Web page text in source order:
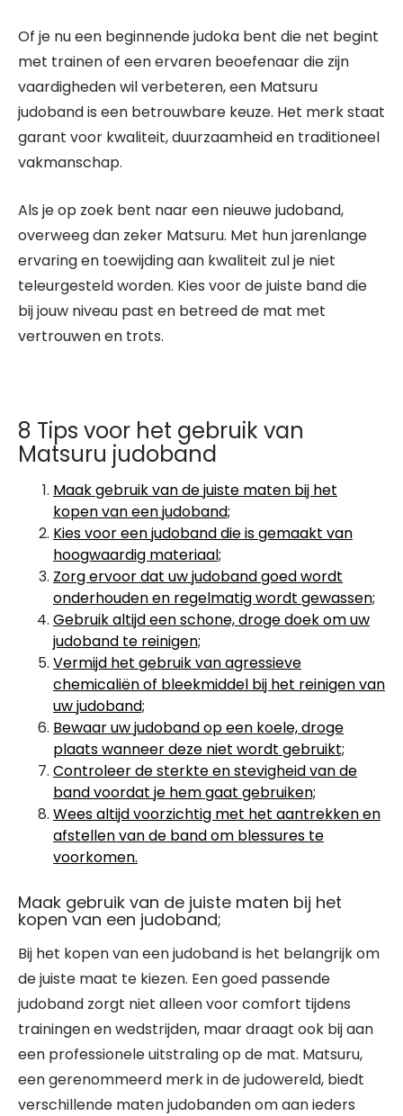
Of je nu een beginnende judoka bent die net begint
met trainen of een ervaren beoefenaar die zijn
vaardigheden wil verbeteren, een Matsuru
judoband is een betrouwbare keuze. Het merk staat
garant voor kwaliteit, duurzaamheid en traditioneel
vakmanschap.
Als je op zoek bent naar een nieuwe judoband,
overweeg dan zeker Matsuru. Met hun jarenlange
ervaring en toewijding aan kwaliteit zul je niet
teleurgesteld worden. Kies voor de juiste band die
bij jouw niveau past en betreed de mat met
vertrouwen en trots.
8 Tips voor het gebruik van
Matsuru judoband
Maak gebruik van de juiste maten bij het
kopen van een judoband;
Kies voor een judoband die is gemaakt van
hoogwaardig materiaal;
Zorg ervoor dat uw judoband goed wordt
onderhouden en regelmatig wordt gewassen;
Gebruik altijd een schone, droge doek om uw
judoband te reinigen;
Vermijd het gebruik van agressieve
chemicaliën of bleekmiddel bij het reinigen van
uw judoband;
Bewaar uw judoband op een koele, droge
plaats wanneer deze niet wordt gebruikt;
Controleer de sterkte en stevigheid van de
band voordat je hem gaat gebruiken;
Wees altijd voorzichtig met het aantrekken en
afstellen van de band om blessures te
voorkomen.
Maak gebruik van de juiste maten bij het
kopen van een judoband;
Bij het kopen van een judoband is het belangrijk om
de juiste maat te kiezen. Een goed passende
judoband zorgt niet alleen voor comfort tijdens
trainingen en wedstrijden, maar draagt ook bij aan
een professionele uitstraling op de mat. Matsuru,
een gerenommeerd merk in de judowereld, biedt
verschillende maten judobanden om aan ieders